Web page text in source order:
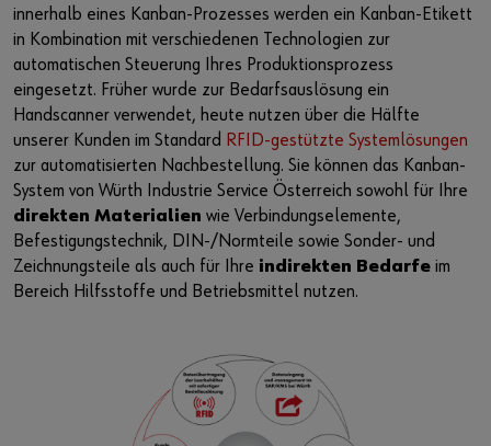
Jetzt Registrieren
innerhalb eines Kanban-Prozesses werden ein Kanban-Etikett
in Kombination mit verschiedenen Technologien zur
automatischen Steuerung Ihres Produktionsprozess
eingesetzt. Früher wurde zur Bedarfsauslösung ein
Handscanner verwendet, heute nutzen über die Hälfte
unserer Kunden im Standard RFID-gestützte Systemlösungen
zur automatisierten Nachbestellung. Sie können das Kanban-
System von Würth Industrie Service Österreich sowohl für Ihre
direkten Materialien wie Verbindungselemente,
Befestigungstechnik, DIN-/Normteile sowie Sonder- und
Zeichnungsteile als auch für Ihre indirekten Bedarfe im
Bereich Hilfsstoffe und Betriebsmittel nutzen.